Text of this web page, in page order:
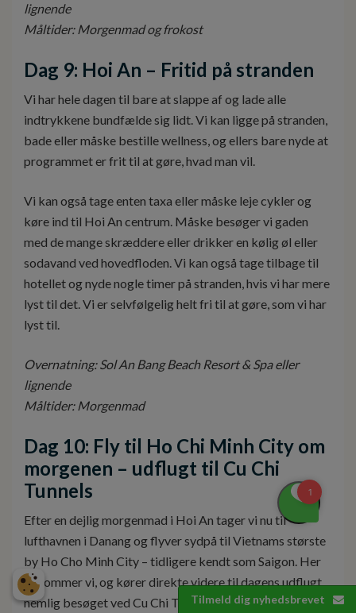
lignende
Måltider: Morgenmad og frokost
Dag 9: Hoi An – Fritid på stranden
Vi har hele dagen til bare at slappe af og lade alle
indtrykkene bundfælde sig lidt. Vi kan ligge på stranden,
bade eller måske bestille wellness, og ellers bare nyde at
programmet er frit til at gøre, hvad man vil.
Vi kan også tage enten taxa eller måske leje cykler og
køre ind til Hoi An centrum. Måske besøger vi gaden
med de mange skræddere eller drikker en kølig øl eller
sodavand ved hovedfloden. Vi kan også tage tilbage til
hotellet og nyde nogle timer på stranden, hvis vi har mere
lyst til det. Vi er selvfølgelig helt fri til at gøre, som vi har
lyst til.
Overnatning: Sol An Bang Beach Resort & Spa eller
lignende
Måltider: Morgenmad
Dag 10: Fly til Ho Chi Minh City om
morgenen – udflugt til Cu Chi
Tunnels
Efter en dejlig morgenmad i Hoi An tager vi nu til
lufthavnen i Danang og flyver sydpå til Vietnams største
by Ho Cho Minh City – tidligere kendt som Saigon. Her
ankommer vi, og kører direkte videre til dagens udflugt,
nemlig besøget ved Cu Chi Tunnels, hvor vi kommer helt
Tilmeld dig nyhedsbrevet